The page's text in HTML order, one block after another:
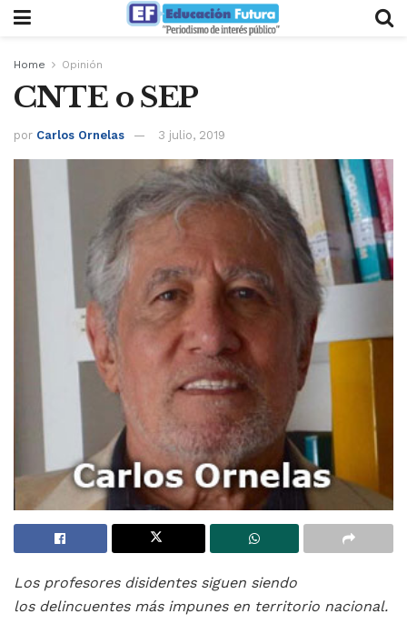
Home Opinión
CNTE o SEP
por Carlos Ornelas 3 julio, 2019
Los profesores disidentes siguen siendo
los delincuentes más impunes en territorio nacional.